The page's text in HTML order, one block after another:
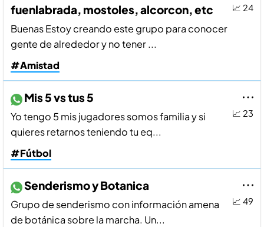
📈 24
fuenlabrada, mostoles, alcorcon, etc
Buenas Estoy creando este grupo para conocer
gente de alrededor y no tener ...
#Amistad
📈 23
Mis 5 vs tus 5
Yo tengo 5 mis jugadores somos familia y si
quieres retarnos teniendo tu eq...
#Fútbol
📈 49
Senderismo y Botanica
Grupo de senderismo con información amena
de botánica sobre la marcha. Un...